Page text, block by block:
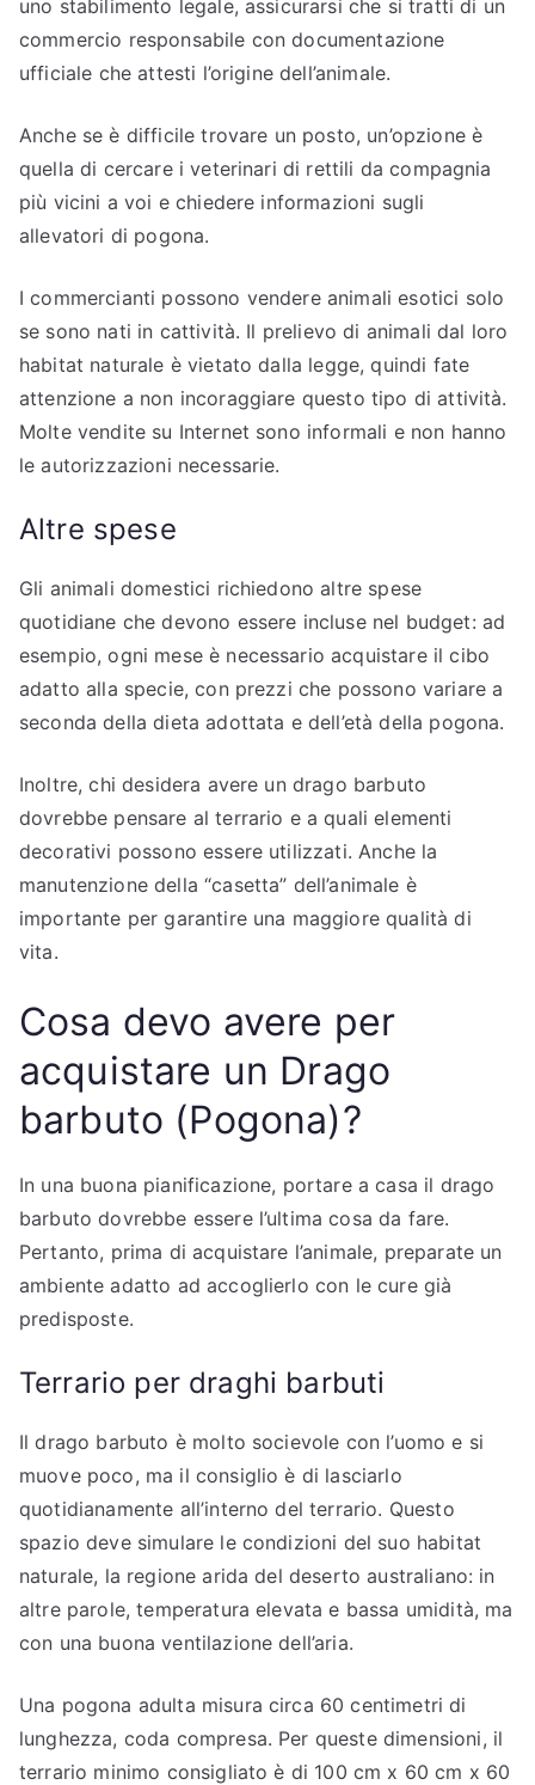
uno stabilimento legale, assicurarsi che si tratti di un
commercio responsabile con documentazione
ufficiale che attesti l’origine dell’animale.
Anche se è difficile trovare un posto, un’opzione è
quella di cercare i veterinari di rettili da compagnia
più vicini a voi e chiedere informazioni sugli
allevatori di pogona.
I commercianti possono vendere animali esotici solo
se sono nati in cattività. Il prelievo di animali dal loro
habitat naturale è vietato dalla legge, quindi fate
attenzione a non incoraggiare questo tipo di attività.
Molte vendite su Internet sono informali e non hanno
le autorizzazioni necessarie.
Altre spese
Gli animali domestici richiedono altre spese
quotidiane che devono essere incluse nel budget: ad
esempio, ogni mese è necessario acquistare il cibo
adatto alla specie, con prezzi che possono variare a
seconda della dieta adottata e dell’età della pogona.
Inoltre, chi desidera avere un drago barbuto
dovrebbe pensare al terrario e a quali elementi
decorativi possono essere utilizzati. Anche la
manutenzione della “casetta” dell’animale è
importante per garantire una maggiore qualità di
vita.
Cosa devo avere per
acquistare un Drago
barbuto (Pogona)?
In una buona pianificazione, portare a casa il drago
barbuto dovrebbe essere l’ultima cosa da fare.
Pertanto, prima di acquistare l’animale, preparate un
ambiente adatto ad accoglierlo con le cure già
predisposte.
Terrario per draghi barbuti
Il drago barbuto è molto socievole con l’uomo e si
muove poco, ma il consiglio è di lasciarlo
quotidianamente all’interno del terrario. Questo
spazio deve simulare le condizioni del suo habitat
naturale, la regione arida del deserto australiano: in
altre parole, temperatura elevata e bassa umidità, ma
con una buona ventilazione dell’aria.
Una pogona adulta misura circa 60 centimetri di
lunghezza, coda compresa. Per queste dimensioni, il
terrario minimo consigliato è di 100 cm x 60 cm x 60